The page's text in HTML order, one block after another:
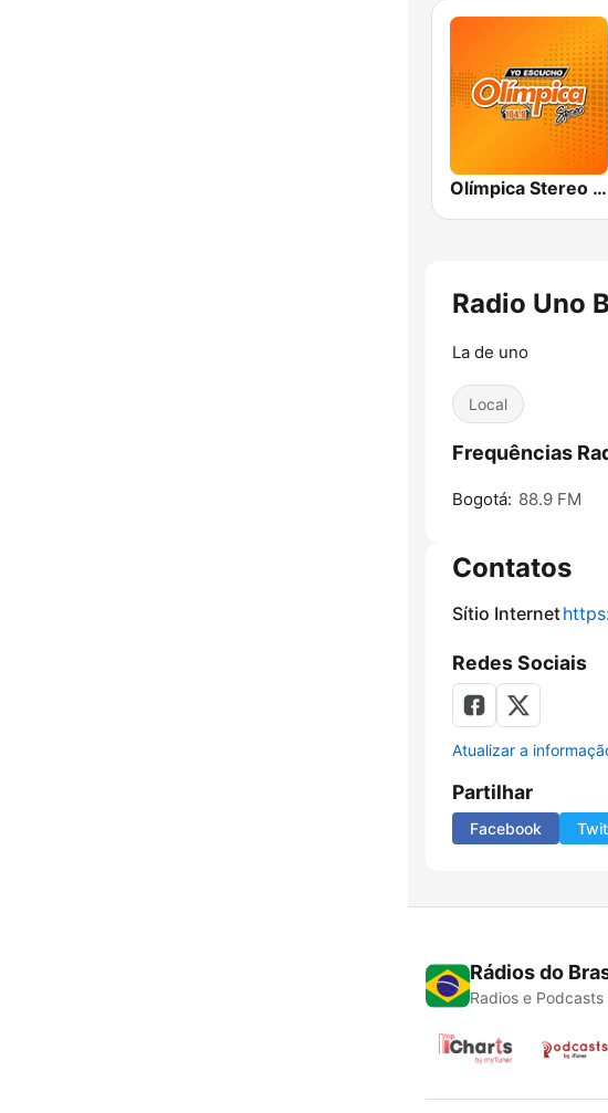
Olímpica Stereo - Medellín 104.9 FM
Radio Uno
La de uno
Local
Frequências
Bogotá: 88.9 FM
Contatos
Sítio Internet
Redes Sociais
Atualizar a
Partilhar
Facebook
Rádios do
Radios e Podcasts